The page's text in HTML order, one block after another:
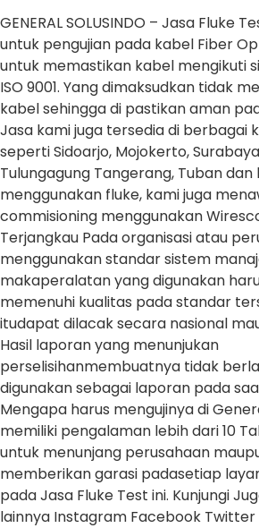
GENERAL SOLUSINDO – Jasa Fluke
untuk pengujian pada kabel Fiber
untuk memastikan kabel mengikuti
ISO 9001. Yang dimaksudkan tidak
kabel sehingga di pastikan aman
Jasa kami juga tersedia di berbagai
seperti Sidoarjo, Mojokerto,
Tulungagung Tangerang, Tuban dan
menggunakan fluke, kami juga
commisioning menggunakan
Terjangkau Pada organisasi atau
menggunakan standar sistem
makaperalatan yang digunakan
memenuhi kualitas pada standar
itudapat dilacak secara nasional
Hasil laporan yang menunjukan
perselisihanmembuatnya tidak
digunakan sebagai laporan pada
Mengapa harus mengujinya di
memiliki pengalaman lebih dari 10
untuk menunjang perusahaan
memberikan garasi padasetiap
pada Jasa Fluke Test ini. Kunjungi
lainnya Instagram Facebook Twitter